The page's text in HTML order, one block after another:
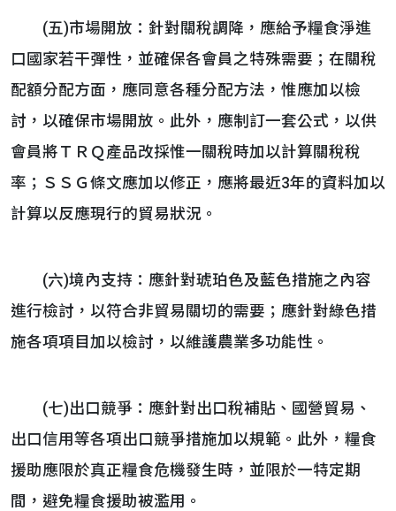
(五)市場開放：針對關稅調降，應給予糧食淨進
口國家若干彈性，並確保各會員之特殊需要；在關稅
配額分配方面，應同意各種分配方法，惟應加以檢
討，以確保市場開放。此外，應制訂一套公式，以供
會員將ＴＲＱ產品改採惟一關稅時加以計算關稅稅
率；ＳＳＧ條文應加以修正，應將最近3年的資料加以
計算以反應現行的貿易狀況。
(六)境內支持：應針對琥珀色及藍色措施之內容
進行檢討，以符合非貿易關切的需要；應針對綠色措
施各項項目加以檢討，以維護農業多功能性。
(七)出口競爭：應針對出口稅補貼、國營貿易、
出口信用等各項出口競爭措施加以規範。此外，糧食
援助應限於真正糧食危機發生時，並限於一特定期
間，避免糧食援助被濫用。